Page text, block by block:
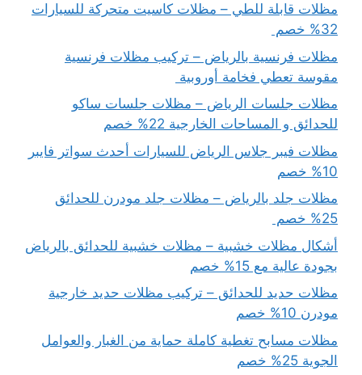
مظلات قابلة للطي – مظلات كاسيت متحركة للسيارات
32% خصم
مظلات فرنسية بالرياض – تركيب مظلات فرنسية
مقوسة تعطي فخامة أوروبية
مظلات جلسات الرياض – مظلات جلسات ساكو
للحدائق و المساحات الخارجية 22% خصم
مظلات فيبر جلاس الرياض للسيارات أحدث سواتر فايبر
10% خصم
مظلات جلد بالرياض – مظلات جلد مودرن للحدائق
25% خصم
أشكال مظلات خشبية – مظلات خشبية للحدائق بالرياض
بجودة عالية مع 15% خصم
مظلات حديد للحدائق – تركيب مظلات حديد خارجية
مودرن 10% خصم
مظلات مسابح تغطية كاملة حماية من الغبار والعوامل
الجوية 25% خصم